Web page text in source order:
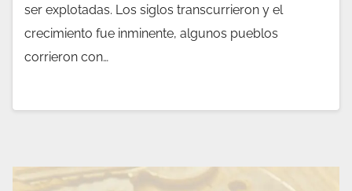
ser explotadas. Los siglos transcurrieron y el
crecimiento fue inminente, algunos pueblos
corrieron con…